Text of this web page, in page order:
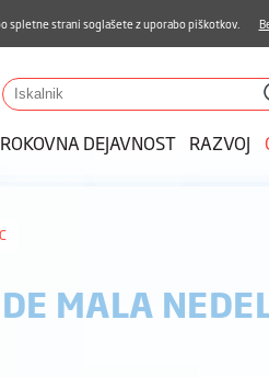
Dostava kosil Kakovost in varnost
Iskalnik
DEJAVNOST RAZVOJ
MALA
spletne strani soglašete z uporabo piškotkov.